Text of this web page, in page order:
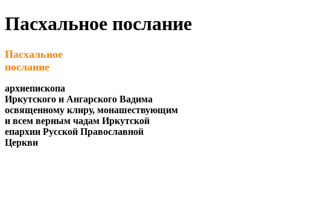
Пасхальное послание
Пасхальное
послание
архиепископа
Иркутского и Ангарского Вадима
освященному клиру, монашествующим
и всем верным чадам Иркутской
епархии Русской Православной
Церкви